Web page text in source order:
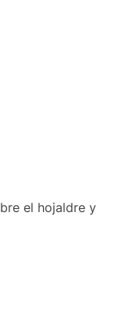
el hojaldre y